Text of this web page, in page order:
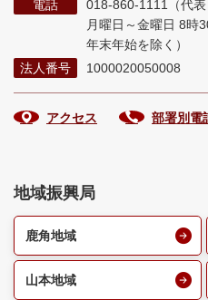
電話
018-860-1111（代表
月曜日～金曜日 8時
年末年始を除く）
法人番号
1000020050008
アクセス 部署別電
地域振興局
鹿角地域
山本地域